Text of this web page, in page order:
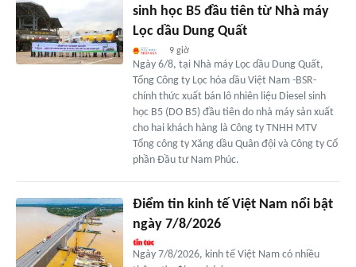
sinh học B5 đầu tiên từ Nhà máy
Lọc dầu Dung Quất
9 giờ
Ngày 6/8, tại Nhà máy Lọc dầu Dung Quất,
Tổng Công ty Lọc hóa dầu Việt Nam -BSR-
chính thức xuất bán lô nhiên liệu Diesel sinh
học B5 (DO B5) đầu tiên do nhà máy sản xuất
cho hai khách hàng là Công ty TNHH MTV
Tổng công ty Xăng dầu Quân đội và Công ty Cổ
phần Đầu tư Nam Phúc.
Điểm tin kinh tế Việt Nam nổi bật
ngày 7/8/2026
Ngày 7/8/2026, kinh tế Việt Nam có nhiều